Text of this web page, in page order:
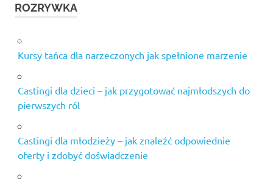
ROZRYWKA
Kursy tańca dla narzeczonych jak spełnione marzenie
Castingi dla dzieci – jak przygotować najmłodszych do
pierwszych ról
Castingi dla młodzieży – jak znaleźć odpowiednie
oferty i zdobyć doświadczenie